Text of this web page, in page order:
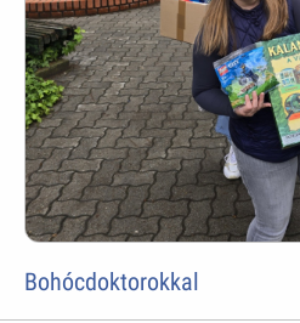
Bohócdoktorokkal